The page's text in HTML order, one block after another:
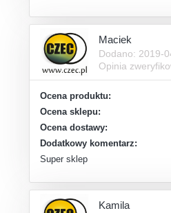
Maciek
Dodano: 2019-
Opinia
Ocena produktu:
Ocena sklepu:
Ocena dostawy:
Dodatkowy komentarz:
Super sklep
Kamila